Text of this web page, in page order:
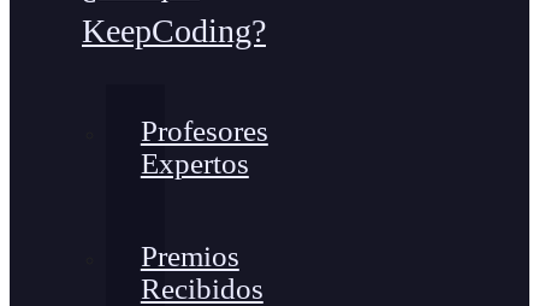
KeepCoding?
Profesores
Expertos
Premios
Recibidos